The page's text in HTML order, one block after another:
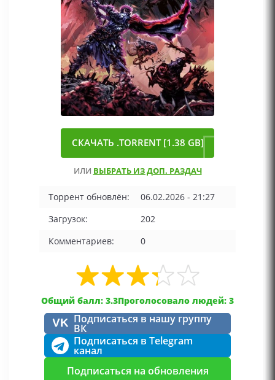
СКАЧАТЬ .TORRENT [1.38 GB]
ИЛИ ВЫБРАТЬ ИЗ ДОП. РАЗДАЧ
Торрент обновлён:
06.02.2026 - 21:27
Загрузок:
202
Комментариев:
0
Общий балл: 3.3Проголосовало людей: 3
VK Подписаться в нашу группу
ВК
Подписаться в Telegram
канал
Подписаться на обновления